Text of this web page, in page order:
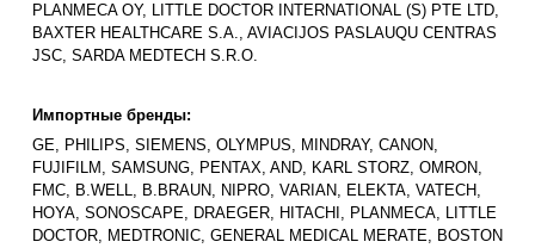
PLANMECA OY, LITTLE DOCTOR INTERNATIONAL (S) PTE LTD,
BAXTER HEALTHCARE S.A., AVIACIJOS PASLAUQU CENTRAS
JSC, SARDA MEDTECH S.R.O.
Импортные бренды:
GE, PHILIPS, SIEMENS, OLYMPUS, MINDRAY, CANON,
FUJIFILM, SAMSUNG, PENTAX, AND, KARL STORZ, OMRON,
FMC, B.WELL, B.BRAUN, NIPRO, VARIAN, ELEKTA, VATECH,
HOYA, SONOSCAPE, DRAEGER, HITACHI, PLANMECA, LITTLE
DOCTOR, MEDTRONIC, GENERAL MEDICAL MERATE, BOSTON